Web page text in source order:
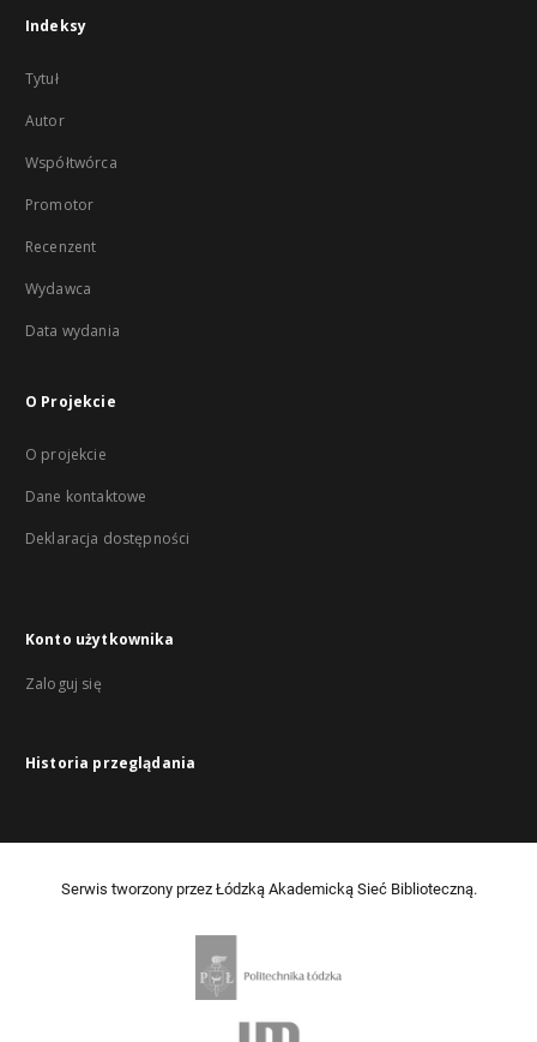
Indeksy
Tytuł
Autor
Współtwórca
Promotor
Recenzent
Wydawca
Data wydania
O Projekcie
O projekcie
Dane kontaktowe
Deklaracja dostępności
Konto użytkownika
Zaloguj się
Historia przeglądania
Serwis tworzony przez Łódzką Akademicką Sieć Biblioteczną.